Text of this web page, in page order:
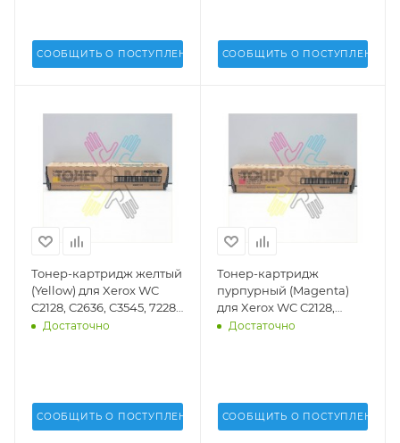
СООБЩИТЬ О ПОСТУПЛЕНИИ СООБЩИТЬ О ПОСТУПЛЕНИИ
Тонер-картридж желтый
(Yellow) для Xerox WC
C2128, C2636, C3545, 7228,
7235, 7245, 7328, 7335,
Достаточно
СООБЩИТЬ О ПОСТУПЛЕНИИ
Тонер-картридж
пурпурный (Magenta)
для Xerox WC C2128,
C2636, C3545, 7228, 7235,
Достаточно
СООБЩИТЬ О ПОСТУПЛЕНИИ